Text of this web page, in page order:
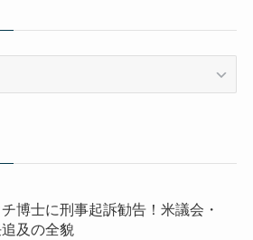
博士に刑事起訴勧告！米議会・
及の全貌